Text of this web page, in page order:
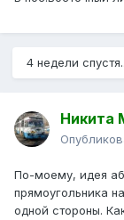
4 недели
Никита
По-моему, идея
прямоугольника
одной стороны.